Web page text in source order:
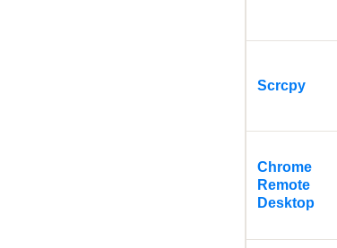
Scrcpy
Chrome
Remote
Desktop